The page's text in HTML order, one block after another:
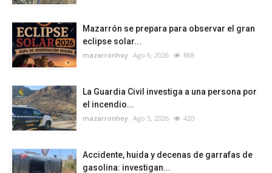
Mazarrón se prepara para observar el gran
eclipse solar...
mazarronhoy Ago 6, 2026 868
La Guardia Civil investiga a una persona por
el incendio...
mazarronhoy Ago 5, 2026 420
Accidente, huida y decenas de garrafas de
gasolina: investigan...